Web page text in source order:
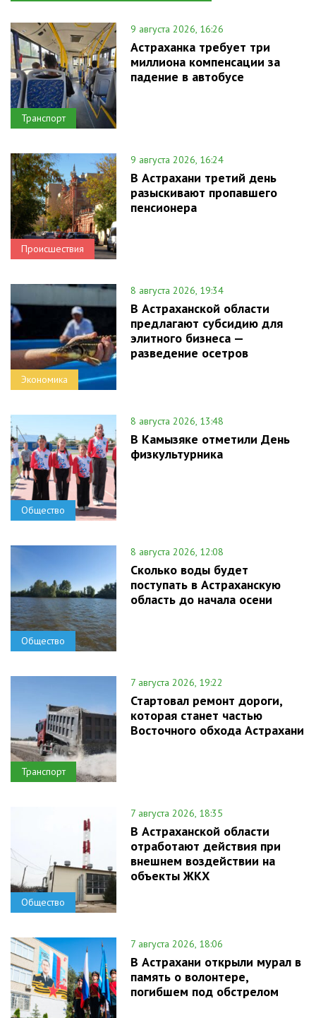
Транспорт
9 августа 2026, 16:26
Астраханка требует три
миллиона компенсации за
падение в автобусе
Происшествия
9 августа 2026, 16:24
В Астрахани третий день
разыскивают пропавшего
пенсионера
Экономика
8 августа 2026, 19:34
В Астраханской области
предлагают субсидию для
элитного бизнеса —
разведение осетров
Общество
8 августа 2026, 13:48
В Камызяке отметили День
физкультурника
Общество
8 августа 2026, 12:08
Сколько воды будет
поступать в Астраханскую
область до начала осени
Транспорт
7 августа 2026, 19:22
Стартовал ремонт дороги,
которая станет частью
Восточного обхода Астрахани
Общество
7 августа 2026, 18:35
В Астраханской области
отработают действия при
внешнем воздействии на
объекты ЖКХ
7 августа 2026, 18:06
В Астрахани открыли мурал в
память о волонтере,
погибшем под обстрелом